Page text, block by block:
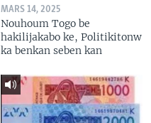
MARS 14, 2025
Nouhoum Togo be
hakilijakabo ke, Politikitonw
ka benkan seben kan